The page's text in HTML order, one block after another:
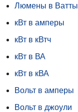
Люмены в Ватты
кВт в амперы
кВт в кВтч
кВт в ВА
кВт в кВА
Вольт в амперы
Вольт в джоули